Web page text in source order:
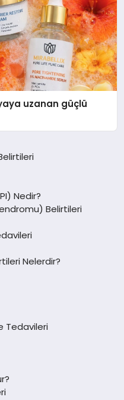
uzanan güçlü
Nedir?
Belirtileri
Nelerdir?
Tedavileri